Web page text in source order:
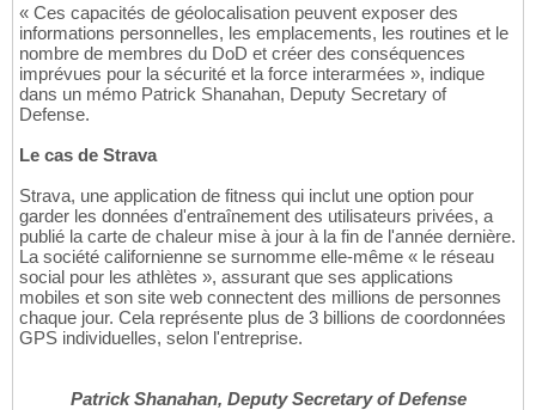
« Ces capacités de géolocalisation peuvent exposer des
informations personnelles, les emplacements, les routines et le
nombre de membres du DoD et créer des conséquences
imprévues pour la sécurité et la force interarmées », indique
dans un mémo Patrick Shanahan, Deputy Secretary of
Defense.
Le cas de Strava
Strava, une application de fitness qui inclut une option pour
garder les données d'entraînement des utilisateurs privées, a
publié la carte de chaleur mise à jour à la fin de l'année dernière.
La société californienne se surnomme elle-même « le réseau
social pour les athlètes », assurant que ses applications
mobiles et son site web connectent des millions de personnes
chaque jour. Cela représente plus de 3 billions de coordonnées
GPS individuelles, selon l'entreprise.
Patrick Shanahan, Deputy Secretary of Defense